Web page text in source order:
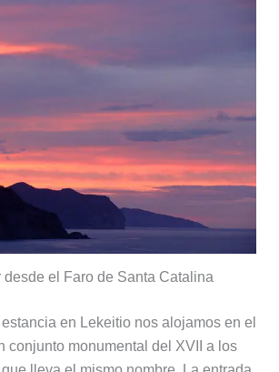
desde el Faro de Santa Catalina
en Lekeitio nos alojamos en el
conjunto monumental del XVII a los